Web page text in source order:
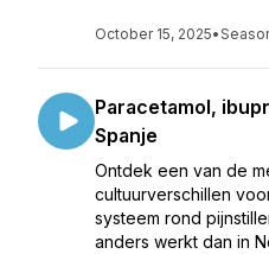
October 15, 2025•
Paracetamol,
Spanje
Ontdek een van de
cultuurverschillen
systeem rond
anders werkt dan in